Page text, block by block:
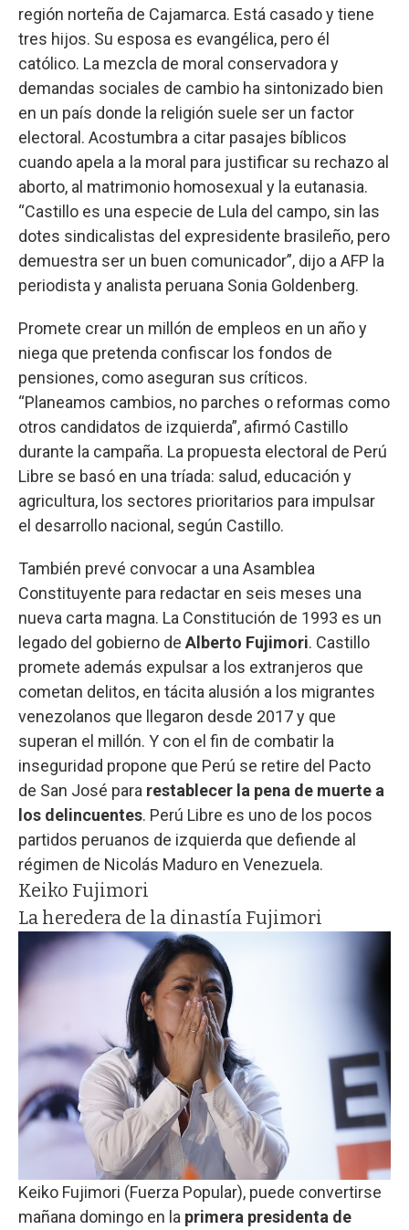
región norteña de Cajamarca. Está casado y tiene
tres hijos. Su esposa es evangélica, pero él
católico. La mezcla de moral conservadora y
demandas sociales de cambio ha sintonizado bien
en un país donde la religión suele ser un factor
electoral. Acostumbra a citar pasajes bíblicos
cuando apela a la moral para justificar su rechazo al
aborto, al matrimonio homosexual y la eutanasia.
“Castillo es una especie de Lula del campo, sin las
dotes sindicalistas del expresidente brasileño, pero
demuestra ser un buen comunicador”, dijo a AFP la
periodista y analista peruana Sonia Goldenberg.
Promete crear un millón de empleos en un año y
niega que pretenda confiscar los fondos de
pensiones, como aseguran sus críticos.
“Planeamos cambios, no parches o reformas como
otros candidatos de izquierda”, afirmó Castillo
durante la campaña. La propuesta electoral de Perú
Libre se basó en una tríada: salud, educación y
agricultura, los sectores prioritarios para impulsar
el desarrollo nacional, según Castillo.
También prevé convocar a una Asamblea
Constituyente para redactar en seis meses una
nueva carta magna. La Constitución de 1993 es un
legado del gobierno de Alberto Fujimori. Castillo
promete además expulsar a los extranjeros que
cometan delitos, en tácita alusión a los migrantes
venezolanos que llegaron desde 2017 y que
superan el millón. Y con el fin de combatir la
inseguridad propone que Perú se retire del Pacto
de San José para restablecer la pena de muerte a
los delincuentes. Perú Libre es uno de los pocos
partidos peruanos de izquierda que defiende al
régimen de Nicolás Maduro en Venezuela.
Keiko Fujimori
La heredera de la dinastía Fujimori
Keiko Fujimori (Fuerza Popular), puede convertirse
mañana domingo en la primera presidenta de